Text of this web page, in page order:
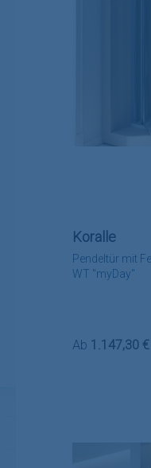
Pendeltür mit
WT "myDay"
Koralle
Regulärer
Ab 1.147,30 €